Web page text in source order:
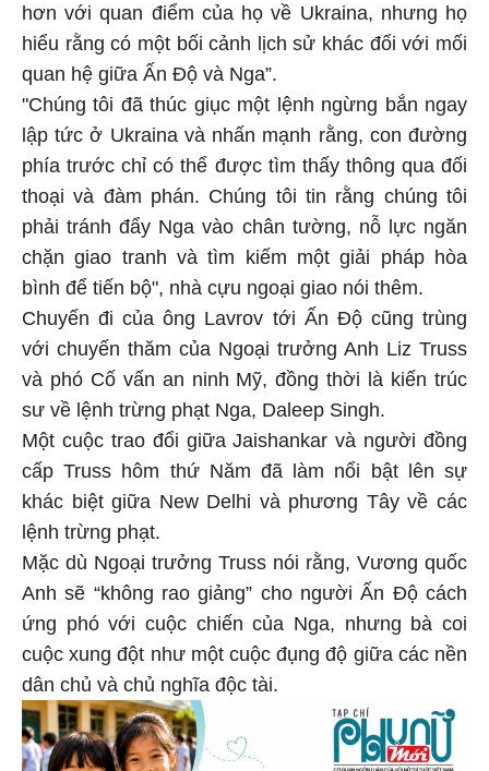
hơn với quan điểm của họ về Ukraina, nhưng họ
hiểu rằng có một bối cảnh lịch sử khác đối với mối
quan hệ giữa Ấn Độ và Nga”.
"Chúng tôi đã thúc giục một lệnh ngừng bắn ngay
lập tức ở Ukraina và nhấn mạnh rằng, con đường
phía trước chỉ có thể được tìm thấy thông qua đối
thoại và đàm phán. Chúng tôi tin rằng chúng tôi
phải tránh đẩy Nga vào chân tường, nỗ lực ngăn
chặn giao tranh và tìm kiếm một giải pháp hòa
bình để tiến bộ", nhà cựu ngoại giao nói thêm.
Chuyến đi của ông Lavrov tới Ấn Độ cũng trùng
với chuyến thăm của Ngoại trưởng Anh Liz Truss
và phó Cố vấn an ninh Mỹ, đồng thời là kiến ​​trúc
sư về lệnh trừng phạt Nga, Daleep Singh.
Một cuộc trao đổi giữa Jaishankar và người đồng
cấp Truss hôm thứ Năm đã làm nổi bật lên sự
khác biệt giữa New Delhi và phương Tây về các
lệnh trừng phạt.
Mặc dù Ngoại trưởng Truss nói rằng, Vương quốc
Anh sẽ “không rao giảng” cho người Ấn Độ cách
ứng phó với cuộc chiến của Nga, nhưng bà coi
cuộc xung đột như một cuộc đụng độ giữa các nền
dân chủ và chủ nghĩa độc tài.